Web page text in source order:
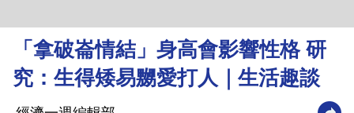
理
財
商
業
「拿破崙情結」身高會影響性格 研
究：生得矮易嬲愛打人｜生活趣談